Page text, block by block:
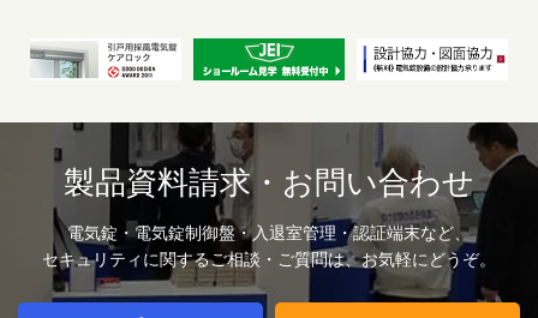
製品資料請求・お問い合わせ
電気錠・電気錠制御盤・入退室管理・認証端末など、
セキュリティに関するご相談・ご質問は、お気軽にどうぞ。